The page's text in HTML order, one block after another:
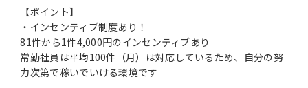
【ポイント】
・インセンティブ制度あり！
81件から1件4,000円のインセンティブあり
常勤社員は平均100件（月）は対応しているため、自分の努
力次第で稼いでいける環境です